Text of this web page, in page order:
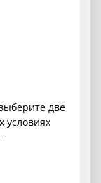
две
условиях